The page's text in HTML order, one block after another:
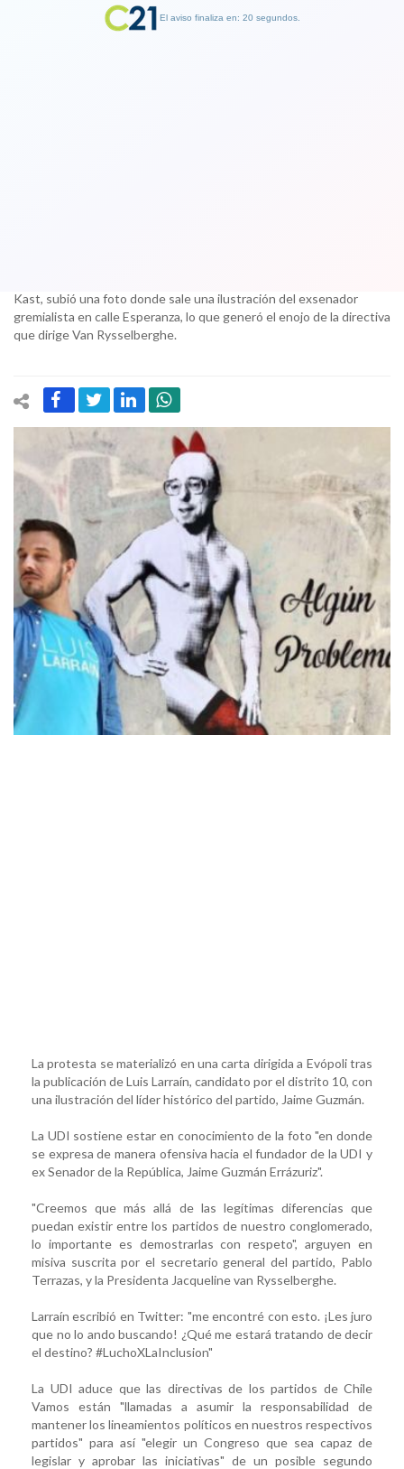
Kast, subió una foto donde sale una ilustración del exsenador
gremialista en calle Esperanza, lo que generó el enojo de la directiva
que dirige Van Rysselberghe.
La protesta se materializó en una carta dirigida a Evópoli tras
la publicación de Luis Larraín, candidato por el distrito 10, con
una ilustración del líder histórico del partido, Jaime Guzmán.
La UDI sostiene estar en conocimiento de la foto "en donde
se expresa de manera ofensiva hacia el fundador de la UDI y
ex Senador de la República, Jaime Guzmán Errázuriz".
"Creemos que más allá de las legítimas diferencias que
puedan existir entre los partidos de nuestro conglomerado,
lo importante es demostrarlas con respeto", arguyen en
misiva suscrita por el secretario general del partido, Pablo
Terrazas, y la Presidenta Jacqueline van Rysselberghe.
Larraín escribió en Twitter: "me encontré con esto. ¡Les juro
que no lo ando buscando! ¿Qué me estará tratando de decir
el destino? #LuchoXLaInclusion"
La UDI aduce que las directivas de los partidos de Chile
Vamos están "llamadas a asumir la responsabilidad de
mantener los lineamientos políticos en nuestros respectivos
partidos" para así "elegir un Congreso que sea capaz de
legislar y aprobar las iniciativas" de un posible segundo
El aviso finaliza en: 19 segundos.